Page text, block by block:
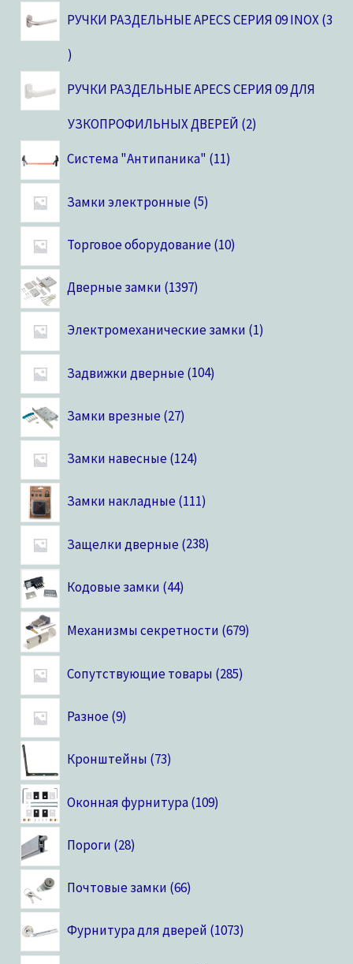
РУЧКИ РАЗДЕЛЬНЫЕ APECS СЕРИЯ 09 INOX 3
РУЧКИ РАЗДЕЛЬНЫЕ APECS СЕРИЯ 09 ДЛЯ
УЗКОПРОФИЛЬНЫХ ДВЕРЕЙ 2
Система "Антипаника" 11
Замки электронные 5
Торговое оборудование 10
Дверные замки 1397
Электромеханические замки 1
Задвижки дверные 104
Замки врезные 27
Замки навесные 124
Замки накладные 111
Защелки дверные 238
Кодовые замки 44
Механизмы секретности 679
Сопутствующие товары 285
Разное 9
Кронштейны 73
Оконная фурнитура 109
Пороги 28
Почтовые замки 66
Фурнитура для дверей 1073